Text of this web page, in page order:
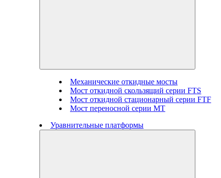
Механические откидные мосты
Мост откидной скользящий серии FTS
Мост откидной стационарный серии FTF
Мост переносной серии MT
Уравнительные платформы